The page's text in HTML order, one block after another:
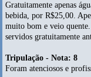
Gratuitamente apenas
bebida, por R$25,00.
muito bom e veio
servidos gratuitamente
Tripulação - Nota: 8
Foram atenciosos e